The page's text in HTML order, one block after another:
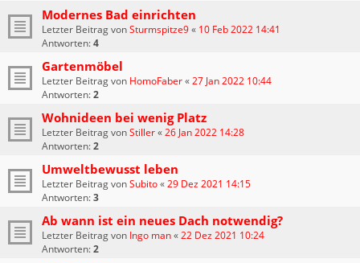
Modernes Bad einrichten
Letzter Beitrag vonSturmspitze9« 10 Feb 2022 14:41
Antworten:4
Gartenmöbel
Letzter Beitrag von HomoFaber«27 Jan 2022 10:44
Antworten:2
Wohnideen bei wenig Platz
Letzter Beitrag vonStiller«26 Jan 2022 14:28
Antworten:2
Umweltbewusst leben
Letzter Beitrag vonSubito«29 Dez 2021 14:15
Antworten:3
Ab wann ist ein neues Dach notwendig?
Letzter Beitrag von Ingo man«22 Dez 2021 10:24
Antworten:2